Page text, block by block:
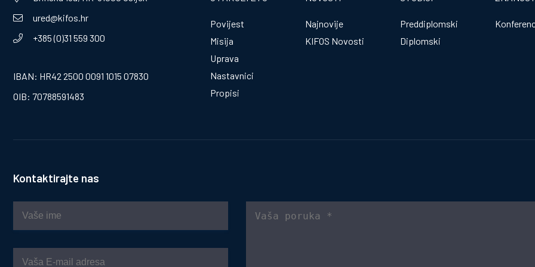
ured@kifos.hr
+385 (0)31 559 300
IBAN: HR42 2500 0091 1015 07830
OIB: 70788591483
Povijest
Misija
Uprava
Nastavnici
Propisi
Najnovije
KIFOS Novosti
Preddiplomski
Diplomski
Kontaktirajte nas